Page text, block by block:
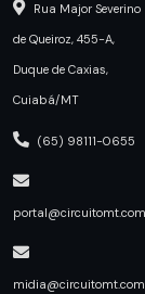
Rua Major Severino
de Queiroz, 455-A,
Duque de Caxias,
Cuiabá/MT
(65) 98111-0655